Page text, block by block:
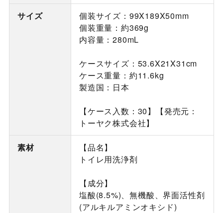
サイズ
個装サイズ：99X189X50mm
個装重量：約369g
内容量：280mL
ケースサイズ：53.6X21X31cm
ケース重量：約11.6kg
製造国：日本
【ケース入数：30】【発売元：
トーヤク株式会社】
素材
【品名】
トイレ用洗浄剤
【成分】
塩酸(8.5%)、無機酸、界面活性剤
(アルキルアミンオキシド)